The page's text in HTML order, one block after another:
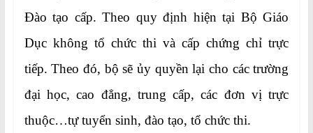
Đào tạo cấp. Theo quy định hiện tại Bộ Giáo
Dục không tổ chức thi và cấp chứng chỉ trực
tiếp. Theo đó, bộ sẽ ủy quyền lại cho các trường
đại học, cao đẳng, trung cấp, các đơn vị trực
thuộc…tự tuyển sinh, đào tạo, tổ chức thi.